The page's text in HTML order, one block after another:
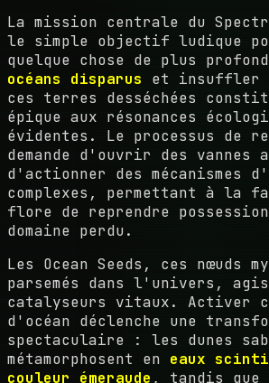
La mission centrale du
le simple objectif ludique
quelque chose de plus
océans disparus et insuffler
ces terres desséchées
épique aux résonances
évidentes. Le processus de
demande d'ouvrir des vannes
d'actionner des mécanismes
complexes, permettant à la
flore de reprendre
domaine perdu.
Les Ocean Seeds, ces nœuds
parsemés dans l'univers,
catalyseurs vitaux. Activer
d'océan déclenche une
spectaculaire : les dunes
métamorphosent en eaux
couleur émeraude , tandis que